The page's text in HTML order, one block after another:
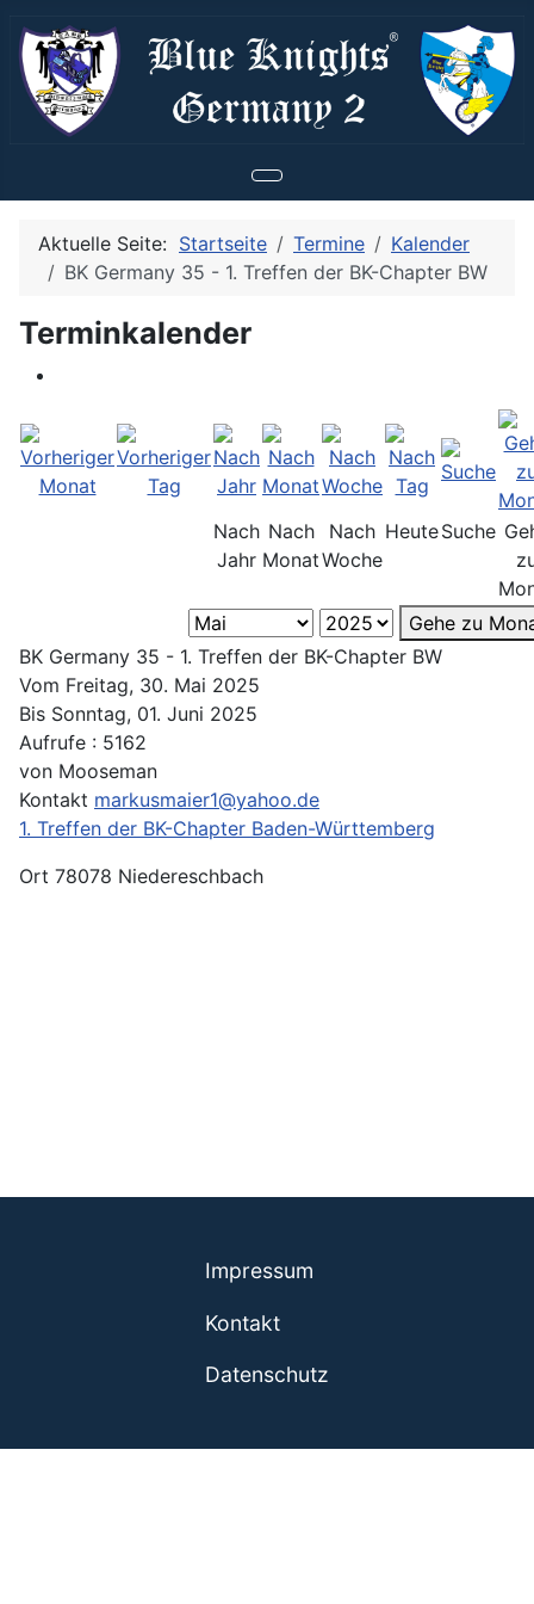
Aktuelle Seite: Startseite Termine
Kalender
BK Germany 35 - 1. Treffen der BK-Chapter BW
Terminkalender
Nach
Jahr
Nach
Monat
Nach
Woche
HeuteSuche
Gehe zu
BK Germany 35 - 1. Treffen der BK-Chapter BW
Vom Freitag, 30. Mai 2025
Bis Sonntag, 01. Juni 2025
Aufrufe : 5162
von Mooseman
Kontakt markusmaier1@yahoo.de
1. Treffen der BK-Chapter Baden-Württemberg
Ort 78078 Niedereschbach
Impressum
Kontakt
Datenschutz